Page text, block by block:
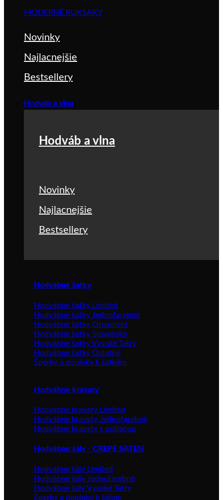
MODERNÉ RUKSAKY
Novinky
Najlacnejšie
Bestsellery
Hodváb a vlna
Hodváb a vlna
Novinky
Najlacnejšie
Bestsellery
Hodvábne šatky
Hodvábne šatky Limited
Hodvábne šatky Jednofarebné
Hodvábne šatky Ornament
Hodvábne šatky Slovensko
Hodvábne šatky Vysoké Tatry
Hodvábne šatky Ostatné
Šperky a doplnky k šatkám
Hodvábne kravaty
Hodvábne kravaty Limited
Hodvábne kravaty Jednofarebné
Hodvábne kravaty s potlačou
Hodvábne šály - CREPE SATEN
Hodvábne šály Limited
Hodvábne šály Jednofarebné
Hodvábne šály Vysoké Tatry
Šperky a doplnky k šálom